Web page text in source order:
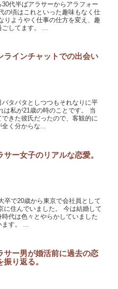
代半ばアラサーからアラフォー
の頃はこれといった趣味もなく仕
りようやく仕事の仕方を変え、趣
ごしてます。 ...
ラインチャットでの出会い
タバタとしつつもそれなりに平
は私が21歳の時のことです。 当
きた彼氏だったので、客観的に
全く分からな...
サー女子のリアルな恋愛。
卒で20歳から東京で会社員として
に住んでいました。 今は結婚して
代は色々とやらかしていました
ます。 ...
サー男が婚活前に過去の恋
振り返る。